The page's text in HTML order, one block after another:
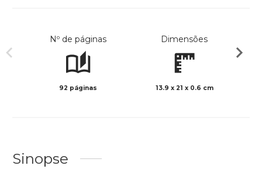
Nº de páginas
92 páginas
Dimensões
13.9 x 21 x 0.6 cm
Sinopse